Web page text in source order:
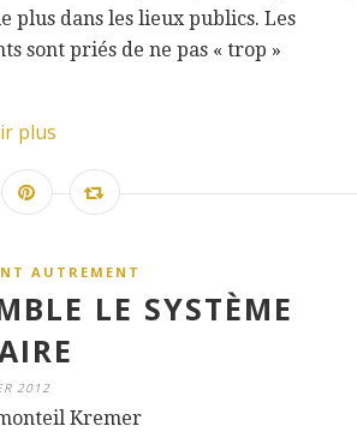
plus dans les lieux publics. Les
sont priés de ne pas « trop »
plus
AUTREMENT
LE SYSTÈME
2012
Kremer